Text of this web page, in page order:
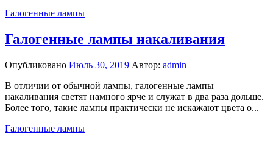
Галогенные лампы
Галогенные лампы накаливания
Опубликовано Июль 30, 2019 Автор: admin
В отличии от обычной лампы, галогенные лампы
накаливания светят намного ярче и служат в два раза дольше.
Более того, такие лампы практически не искажают цвета о...
Галогенные лампы